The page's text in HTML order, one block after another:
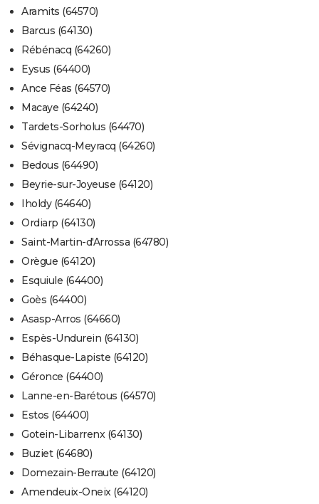
Aramits (64570)
Barcus (64130)
Rébénacq (64260)
Eysus (64400)
Ance Féas (64570)
Macaye (64240)
Tardets-Sorholus (64470)
Sévignacq-Meyracq (64260)
Bedous (64490)
Beyrie-sur-Joyeuse (64120)
Iholdy (64640)
Ordiarp (64130)
Saint-Martin-d'Arrossa (64780)
Orègue (64120)
Esquiule (64400)
Goès (64400)
Asasp-Arros (64660)
Espès-Undurein (64130)
Béhasque-Lapiste (64120)
Géronce (64400)
Lanne-en-Barétous (64570)
Estos (64400)
Gotein-Libarrenx (64130)
Buziet (64680)
Domezain-Berraute (64120)
Amendeuix-Oneix (64120)